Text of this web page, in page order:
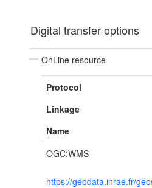
Digital transfer options
OnLine resource
Protocol
Linkage
Name
OGC:WMS
https://geodata.inrae.fr/